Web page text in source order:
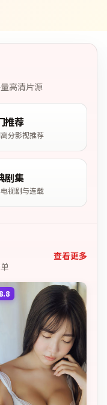
高清片源
推荐
分影视推荐
剧集
视剧与连载
查看更多
8.8